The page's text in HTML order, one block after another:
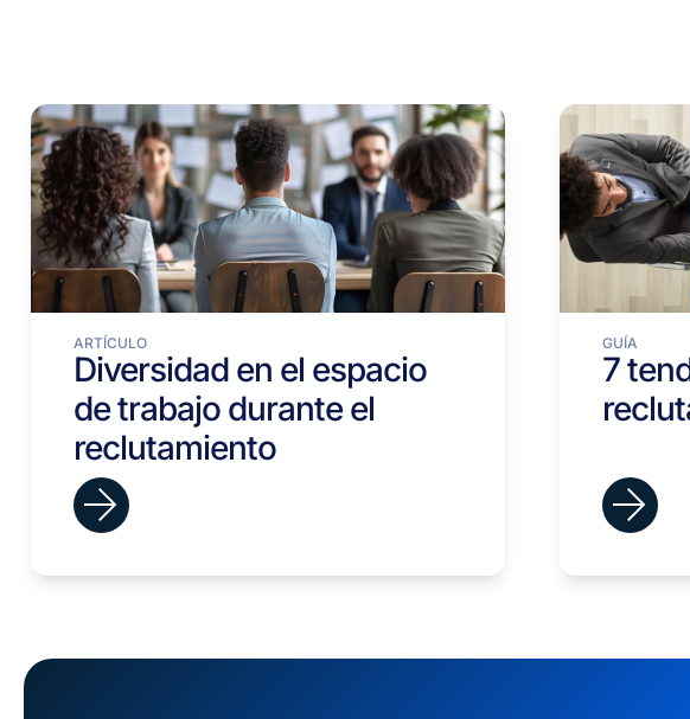
ARTÍCULO
Diversidad en el espacio
de trabajo durante el
reclutamiento
GUÍA
7